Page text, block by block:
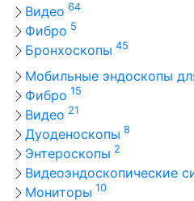
Видео 64
Фибро 5
Бронхоскопы 45
Мобильные эндоскопы
Фибро 15
Видео 21
Дуоденоскопы 8
Энтероскопы 2
Видеоэндоскопические
Мониторы 10